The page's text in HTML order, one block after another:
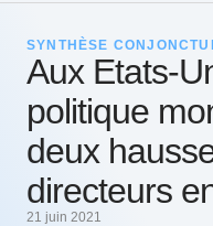
SYNTHÈSE
Aux Etats-
politique
deux
directeurs
21 juin 2021